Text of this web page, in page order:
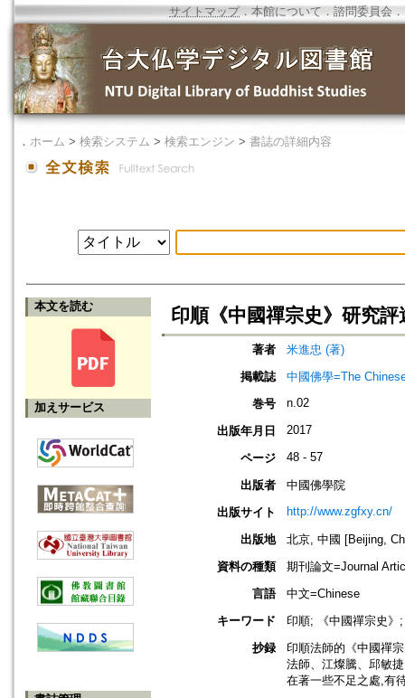
サイトマップ．本館について ． 諮問委員会 ．
． ホーム > 検索システム > 検索エンジン > 書誌の詳細内容
本文を読む
加えサービス
印順《中國禪宗史》研究評
著者
米進忠 (著)
掲載誌
中國佛學=The
巻号
n.02
出版年月日 2017
ページ 48 - 57
出版者
中國佛學院
出版サイト
http://www.zgfxy.cn/
出版地
北京, 中國 [Beijing,
資料の種類
期刊論文=Journal
言語
中文=Chinese
キーワード
印順; 《中國禪宗史》
抄録
印順法師的《中國禪
法師、江燦騰、邱敏
在著一些不足之處,有